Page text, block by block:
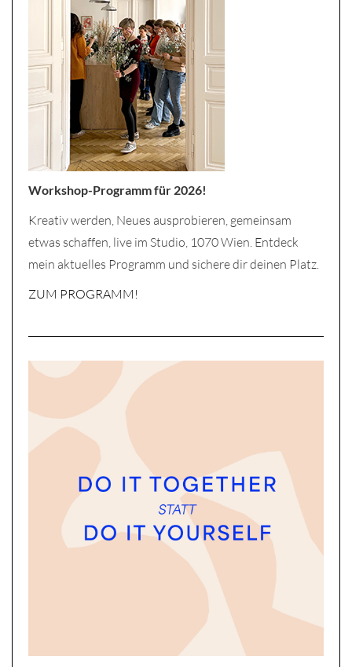
Workshop-Programm für 2026!
Kreativ werden, Neues ausprobieren, gemeinsam
etwas schaffen, live im Studio, 1070 Wien. Entdeck
mein aktuelles Programm und sichere dir deinen Platz.
ZUM PROGRAMM!